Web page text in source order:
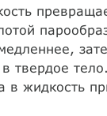
твердое
в жидкость